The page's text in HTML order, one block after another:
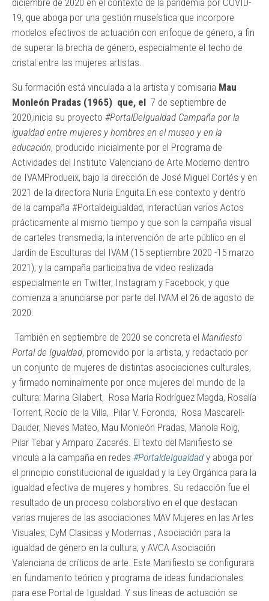
diciembre de 2020 en el contexto de la pandemia por COVID-
19, que aboga por una gestión museística que incorpore
modelos efectivos de actuación con enfoque de género, a fin
de superar la brecha de género, especialmente el techo de
cristal entre las mujeres artistas.
Su formación está vinculada a la artista y comisaria Mau
Monleón Pradas (1965) que, el 7 de septiembre de
2020,inicia su proyecto #PortalDeIgualdad Campaña por la
igualdad entre mujeres y hombres en el museo y en la
educación, producido inicialmente por el Programa de
Actividades del Instituto Valenciano de Arte Moderno dentro
de IVAMProdueix, bajo la dirección de José Miguel Cortés y en
2021 de la directora Nuria Enguita.En ese contexto y dentro
de la campaña #Portaldeigualdad, interactúan varios Actos
prácticamente al mismo tiempo y que son la campaña visual
de carteles transmedia; la intervención de arte público en el
Jardín de Esculturas del IVAM (15 septiembre 2020 -15 marzo
2021); y la campaña participativa de video realizada
especialmente en Twitter, Instagram y Facebook, y que
comienza a anunciarse por parte del IVAM el 26 de agosto de
2020.
También en septiembre de 2020 se concreta el Manifiesto
Portal de Igualdad, promovido por la artista, y redactado por
un conjunto de mujeres de distintas asociaciones culturales,
y firmado nominalmente por once mujeres del mundo de la
cultura: Marina Gilabert, Rosa María Rodríguez Magda, Rosalía
Torrent, Rocío de la Villa, Pilar V. Foronda, Rosa Mascarell-
Dauder, Nieves Mateo, Mau Monleón Pradas, Manola Roig,
Pilar Tebar y Amparo Zacarés. El texto del Manifiesto se
vincula a la campaña en redes #PortaldeIgualdad y aboga por
el principio constitucional de igualdad y la Ley Orgánica para la
igualdad efectiva de mujeres y hombres. Su redacción fue el
resultado de un proceso colaborativo en el que destacan
varias mujeres de las asociaciones MAV Mujeres en las Artes
Visuales; CyM Clasicas y Modernas ; Asociación para la
igualdad de género en la cultura; y AVCA Asociación
Valenciana de críticos de arte. Este Manifiesto se configurara
en fundamento teórico y programa de ideas fundacionales
para ese Portal de Igualdad. Y sus líneas de actuación se